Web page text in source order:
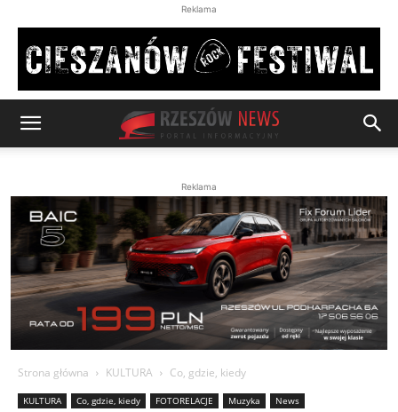
Reklama
Reklama
Strona główna KULTURA Co, gdzie, kiedy
KULTURA Co, gdzie, kiedy FOTORELACJE Muzyka News